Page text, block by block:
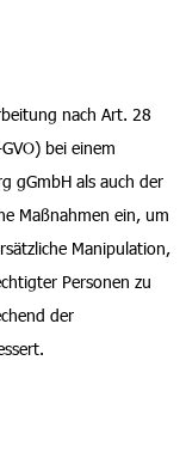
nach Art. 28
bei einem
gGmbH als auch der
Maßnahmen ein, um
Manipulation,
Personen zu
der